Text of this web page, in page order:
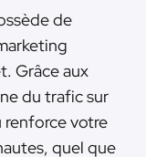
de
Grâce aux
du trafic sur
renforce votre
quel que